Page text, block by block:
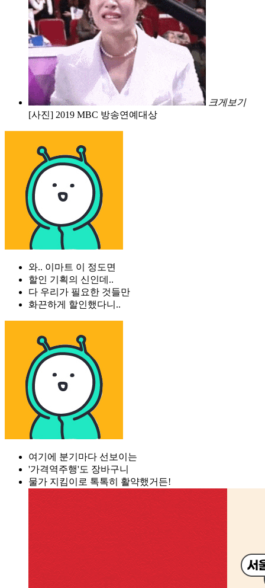
크게보기
[사진] 2019 MBC 방송연예대상
와.. 이마트 이 정도면
할인 기획의 신인데..
다 우리가 필요한 것들만
화끈하게 할인했다니..
여기에 분기마다 선보이는
'가격역주행'도 장바구니
물가 지킴이로 톡톡히 활약했거든!